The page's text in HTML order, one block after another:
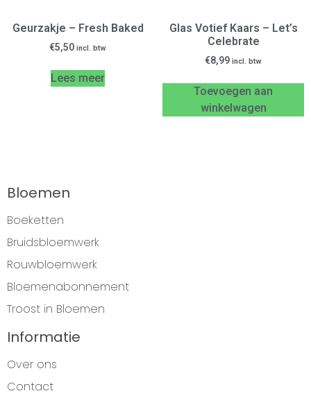
Geurzakje – Fresh Baked
€5,50 incl. btw
Lees meer
Glas Votief Kaars – Let’s
Celebrate
€8,99 incl. btw
Toevoegen aan
winkelwagen
Bloemen
Boeketten
Bruidsbloemwerk
Rouwbloemwerk
Bloemenabonnement
Troost in Bloemen
Informatie
Over ons
Contact